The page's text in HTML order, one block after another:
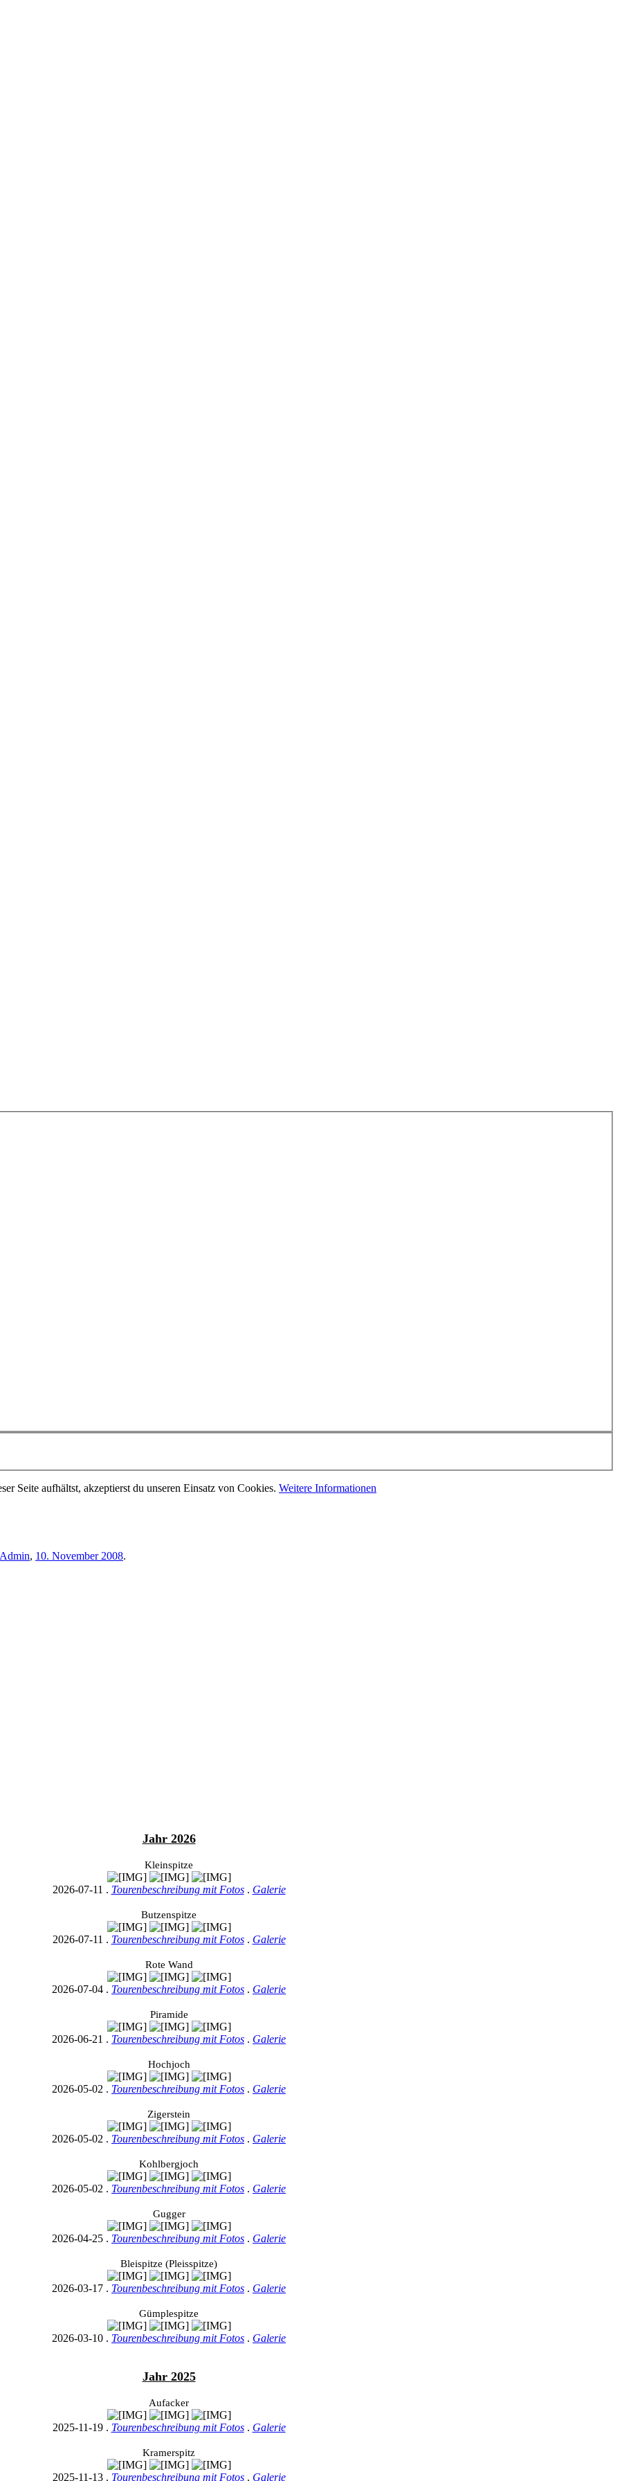
Seite aufhältst, akzeptierst du unseren Einsatz von Cookies. Weitere Informationen
Admin, 10. November 2008.
Jahr 2026
Kleinspitze
2026-07-11 . Tourenbeschreibung mit Fotos. Galerie
Butzenspitze
2026-07-11 . Tourenbeschreibung mit Fotos. Galerie
Rote Wand
2026-07-04 . Tourenbeschreibung mit Fotos . Galerie
Piramide
2026-06-21 . Tourenbeschreibung mit Fotos . Galerie
Hochjoch
2026-05-02 . Tourenbeschreibung mit Fotos . Galerie
Zigerstein
2026-05-02 . Tourenbeschreibung mit Fotos . Galerie
Kohlbergjoch
2026-05-02 . Tourenbeschreibung mit Fotos . Galerie
Gugger
2026-04-25 . Tourenbeschreibung mit Fotos . Galerie
Bleispitze (Pleisspitze)
2026-03-17 . Tourenbeschreibung mit Fotos . Galerie
Gümplespitze
2026-03-10 . Tourenbeschreibung mit Fotos . Galerie
Jahr 2025
Aufacker
2025-11-19 . Tourenbeschreibung mit Fotos. Galerie
Kramerspitz
2025-11-13 . Tourenbeschreibung mit Fotos. Galerie